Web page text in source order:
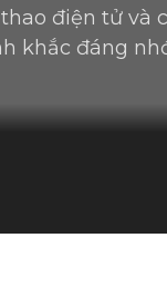
điện tử và
khắc đáng